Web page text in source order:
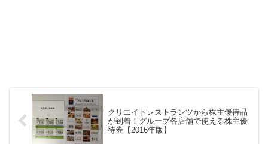
クリエイトレストランツから株主優待品
が到着！グループ各店舗で使える株主優
待券【2016年版】